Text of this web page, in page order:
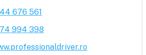
676 561
994 398